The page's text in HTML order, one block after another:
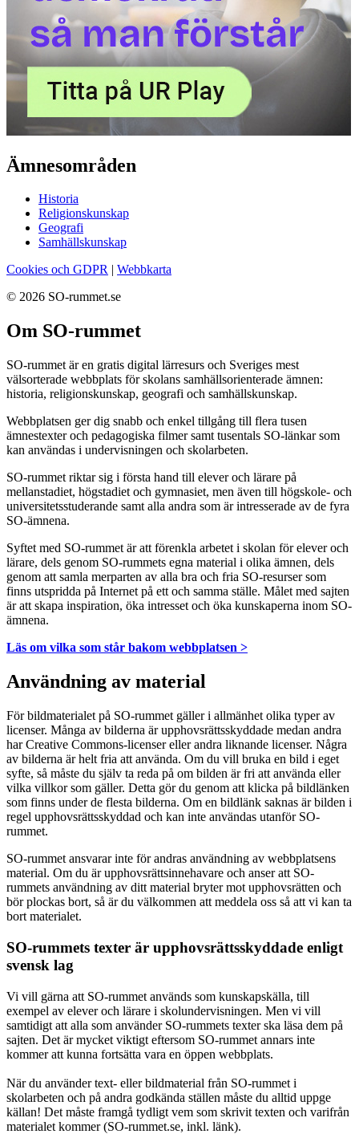
Ämnesområden
Historia
Religionskunskap
Geografi
Samhällskunskap
Cookies och GDPR
Webbkarta
© 2026 SO-rummet.se
Om SO-rummet
SO-rummet är en gratis digital lärresurs och Sveriges mest
välsorterade webbplats för skolans samhällsorienterade ämnen:
historia, religionskunskap, geografi och samhällskunskap.
Webbplatsen ger dig snabb och enkel tillgång till flera tusen
ämnestexter och pedagogiska filmer samt tusentals SO-länkar som
kan användas i undervisningen och skolarbeten.
SO-rummet riktar sig i första hand till elever och lärare på
mellanstadiet, högstadiet och gymnasiet, men även till högskole- och
universitetsstuderande samt alla andra som är intresserade av de fyra
SO-ämnena.
Syftet med SO-rummet är att förenkla arbetet i skolan för elever och
lärare, dels genom SO-rummets egna material i olika ämnen, dels
genom att samla merparten av alla bra och fria SO-resurser som
finns utspridda på Internet på ett och samma ställe. Målet med sajten
är att skapa inspiration, öka intresset och öka kunskaperna inom SO-
ämnena.
Läs om vilka som står bakom webbplatsen >
Användning av material
För bildmaterialet på SO-rummet gäller i allmänhet olika typer av
licenser. Många av bilderna är upphovsrättsskyddade medan andra
har Creative Commons-licenser eller andra liknande licenser. Några
av bilderna är helt fria att använda. Om du vill bruka en bild i eget
syfte, så måste du själv ta reda på om bilden är fri att använda eller
vilka villkor som gäller. Detta gör du genom att klicka på bildlänken
som finns under de flesta bilderna. Om en bildlänk saknas är bilden i
regel upphovsrättsskyddad och kan inte användas utanför SO-
rummet.
SO-rummet ansvarar inte för andras användning av webbplatsens
material. Om du är upphovsrättsinnehavare och anser att SO-
rummets användning av ditt material bryter mot upphovsrätten och
bör plockas bort, så är du välkommen att meddela oss så att vi kan ta
bort materialet.
SO-rummets texter är upphovsrättsskyddade enligt
svensk lag
Vi vill gärna att SO-rummet används som kunskapskälla, till
exempel av elever och lärare i skolundervisningen. Men vi vill
samtidigt att alla som använder SO-rummets texter ska läsa dem på
sajten. Det är mycket viktigt eftersom SO-rummet annars inte
kommer att kunna fortsätta vara en öppen webbplats.
När du använder text- eller bildmaterial från SO-rummet i
skolarbeten och på andra godkända ställen måste du alltid uppge
källan! Det måste framgå tydligt vem som skrivit texten och varifrån
materialet kommer (SO-rummet.se, inkl. länk).